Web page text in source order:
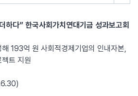
하다” 한국사회가치연대기금 성과보고회
193억 원 사회적경제기업의 인내자본,
젝트 지원